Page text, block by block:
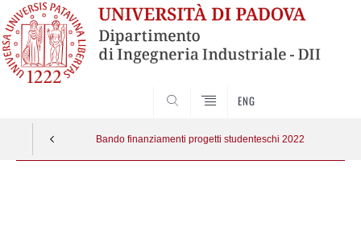
ENG
Bando finanziamenti progetti studenteschi 2022